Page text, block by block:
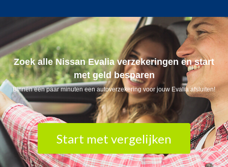
Zoek alle Nissan Evalia verzekeringen en start
met geld besparen
Binnen een paar minuten een autoverzekering voor jouw Evalia afsluiten!
Start met vergelijken